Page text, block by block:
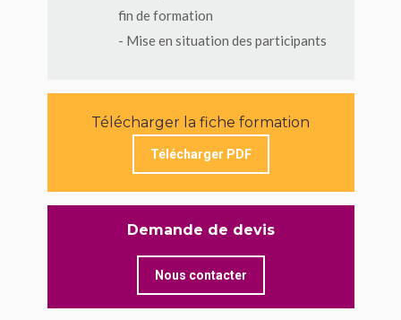
fin de formation
- Mise en situation des participants
Télécharger la fiche formation
Télécharger PDF
Demande de devis
Nous contacter